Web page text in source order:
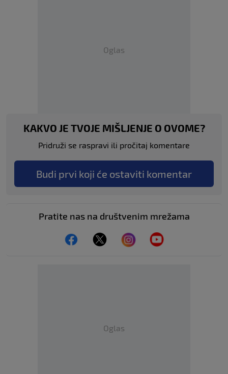
Oglas
KAKVO JE TVOJE MIŠLJENJE O OVOME?
Pridruži se raspravi ili pročitaj komentare
Budi prvi koji će ostaviti komentar
Pratite nas na društvenim mrežama
Oglas